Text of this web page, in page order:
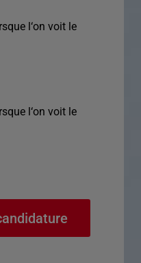
l‘on voit le
l‘on voit le